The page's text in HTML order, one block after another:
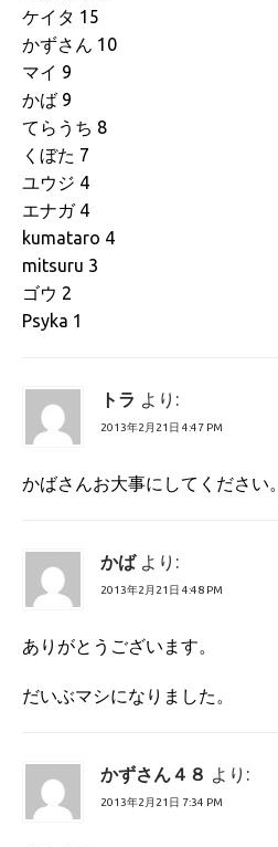
ケイタ 15
かずさん 10
マイ 9
かば 9
てらうち 8
くぼた 7
ユウジ 4
エナガ 4
kumataro 4
mitsuru 3
ゴウ 2
Psyka 1
トラ より:
2013年2月21日 4:47 PM
かばさんお大事にしてください。
かば より:
2013年2月21日 4:48 PM
ありがとうございます。
だいぶマシになりました。
かずさん４８ より:
2013年2月21日 7:34 PM